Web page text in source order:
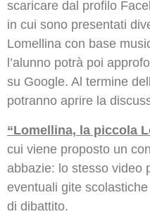
scaricare dal profilo
in cui sono presentati
Lomellina con base
l’alunno potrà poi
su Google. Al termine
potranno aprire la
“Lomellina, la piccola
cui viene proposto un
abbazie: lo stesso video
eventuali gite
di dibattito.